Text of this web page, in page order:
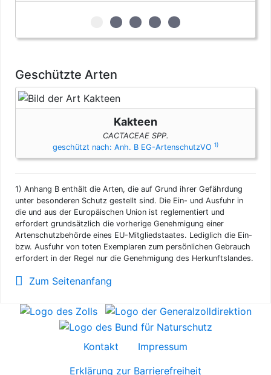
zur 1. geschützten Erscheinungsform
zur 2. geschützten
zur 3. geschützten
zur 4. geschützten
zur 5. geschützten
Geschützte Arten
Kakteen
CACTACEAE SPP.
geschützt nach: Anh. B EG-ArtenschutzVO 1)
1) Anhang B enthält die Arten, die auf Grund ihrer Gefährdung
unter besonderen Schutz gestellt sind. Die Ein- und Ausfuhr in
die und aus der Europäischen Union ist reglementiert und
erfordert grundsätzlich die vorherige Genehmigung einer
Artenschutzbehörde eines EU-Mitgliedstaates. Lediglich die Ein-
bzw. Ausfuhr von toten Exemplaren zum persönlichen Gebrauch
erfordert in der Regel nur die Genehmigung des Herkunftslandes.
Zum Seitenanfang
Kontakt
Impressum
Erklärung zur Barrierefreiheit